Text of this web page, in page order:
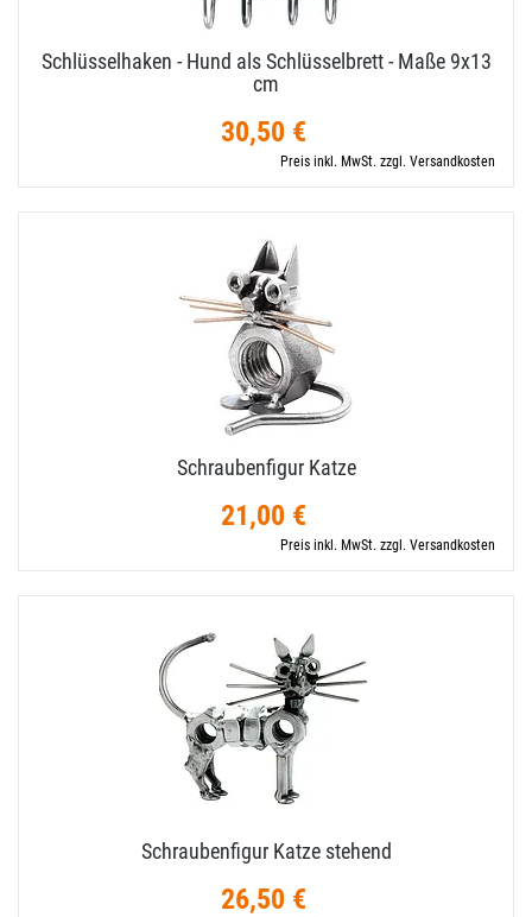
Schlüsselhaken - Hund als Schlüsselbrett - Maße 9x13
cm
30,50 €
Preis inkl. MwSt. zzgl. Versandkosten
Schraubenfigur Katze
21,00 €
Preis inkl. MwSt. zzgl. Versandkosten
Schraubenfigur Katze stehend
26,50 €